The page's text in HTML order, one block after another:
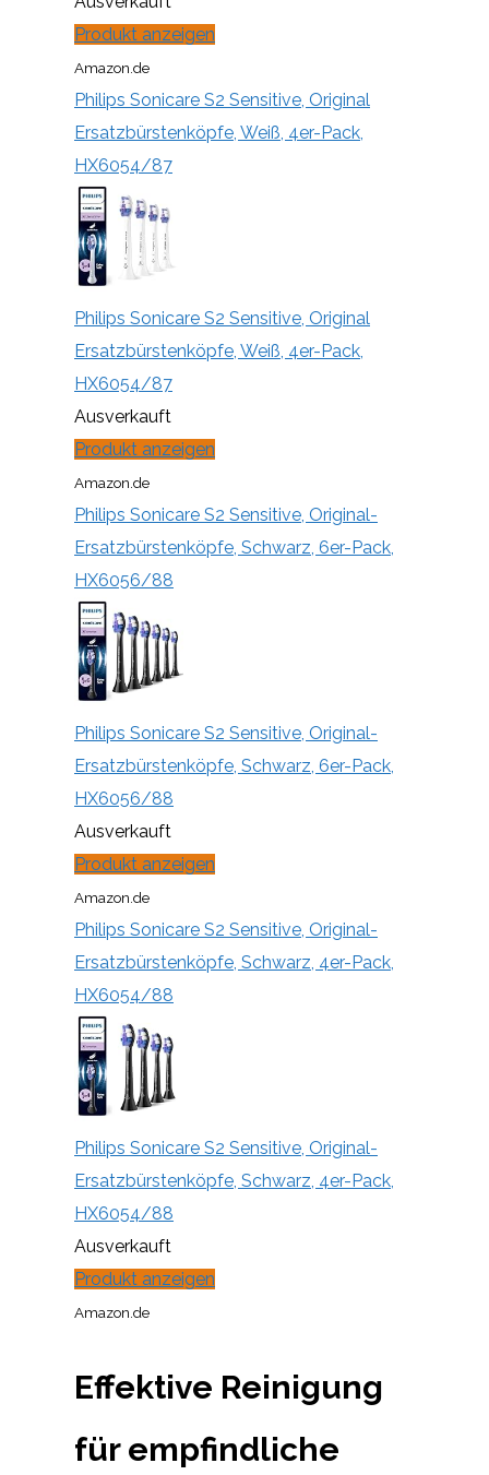
Produkt anzeigen
Amazon.de
Philips Sonicare S2 Sensitive, Original
Ersatzbürstenköpfe, Weiß, 4er-Pack,
HX6054/87
Philips Sonicare S2 Sensitive, Original
Ersatzbürstenköpfe, Weiß, 4er-Pack,
HX6054/87
Ausverkauft
Produkt anzeigen
Amazon.de
Philips Sonicare S2 Sensitive, Original-
Ersatzbürstenköpfe, Schwarz, 6er-Pack,
HX6056/88
Philips Sonicare S2 Sensitive, Original-
Ersatzbürstenköpfe, Schwarz, 6er-Pack,
HX6056/88
Ausverkauft
Produkt anzeigen
Amazon.de
Philips Sonicare S2 Sensitive, Original-
Ersatzbürstenköpfe, Schwarz, 4er-Pack,
HX6054/88
Philips Sonicare S2 Sensitive, Original-
Ersatzbürstenköpfe, Schwarz, 4er-Pack,
HX6054/88
Ausverkauft
Produkt anzeigen
Amazon.de
Effektive Reinigung
für empfindliche